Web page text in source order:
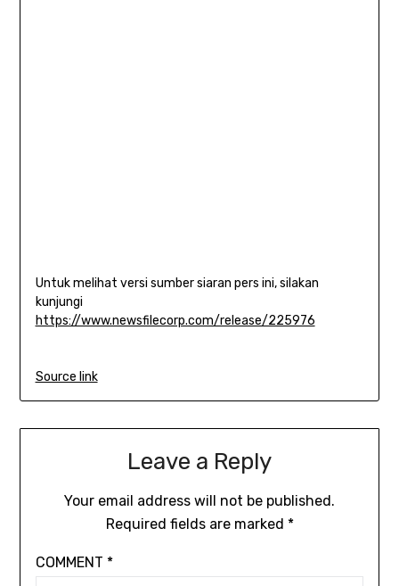
Untuk melihat versi sumber siaran pers ini, silakan
kunjungi
https://www.newsfilecorp.com/release/225976
Source link
Leave a Reply
Your email address will not be published.
Required fields are marked *
COMMENT *